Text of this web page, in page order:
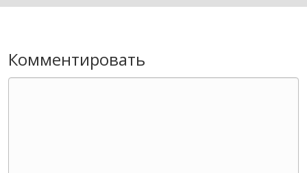
Комментировать